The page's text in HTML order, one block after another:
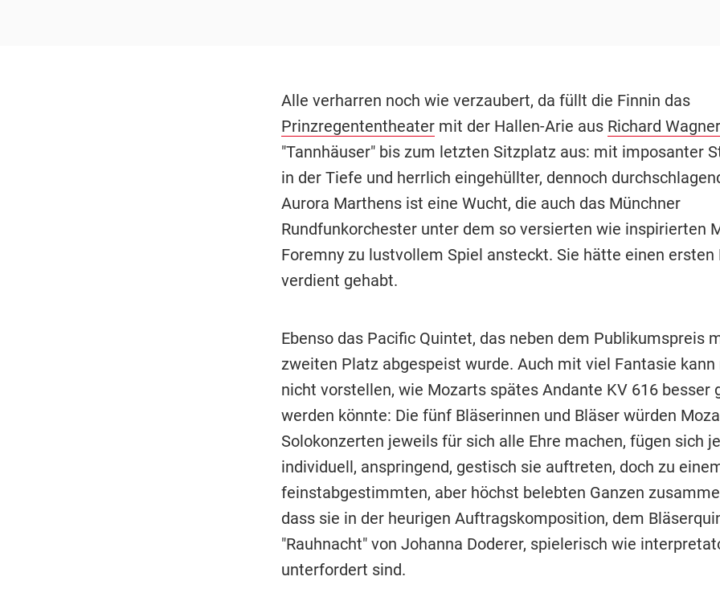
Alle verharren noch wie verzaubert, da füllt die Finnin das
Prinzregententheatermit der Hallen-Arie aus Richard
"Tannhäuser" bis zum letzten Sitzplatz aus: mit imposanter
in der Tiefe und herrlich eingehüllter, dennoch
Aurora Marthens ist eine Wucht, die auch das Münchner
Rundfunkorchester unter dem so versierten wie inspirierten
Foremny zu lustvollem Spiel ansteckt. Sie hätte einen ersten
verdient gehabt.
Ebenso das Pacific Quintet, das neben dem Publikumspreis
zweiten Platz abgespeist wurde. Auch mit viel Fantasie kann
nicht vorstellen, wie Mozarts spätes Andante KV 616 besser
werden könnte: Die fünf Bläserinnen und Bläser würden
Solokonzerten jeweils für sich alle Ehre machen, fügen sich
individuell, anspringend, gestisch sie auftreten, doch zu
feinstabgestimmten, aber höchst belebten Ganzen
dass sie in der heurigen Auftragskomposition, dem
"Rauhnacht" von Johanna Doderer, spielerisch wie
unterfordert sind.